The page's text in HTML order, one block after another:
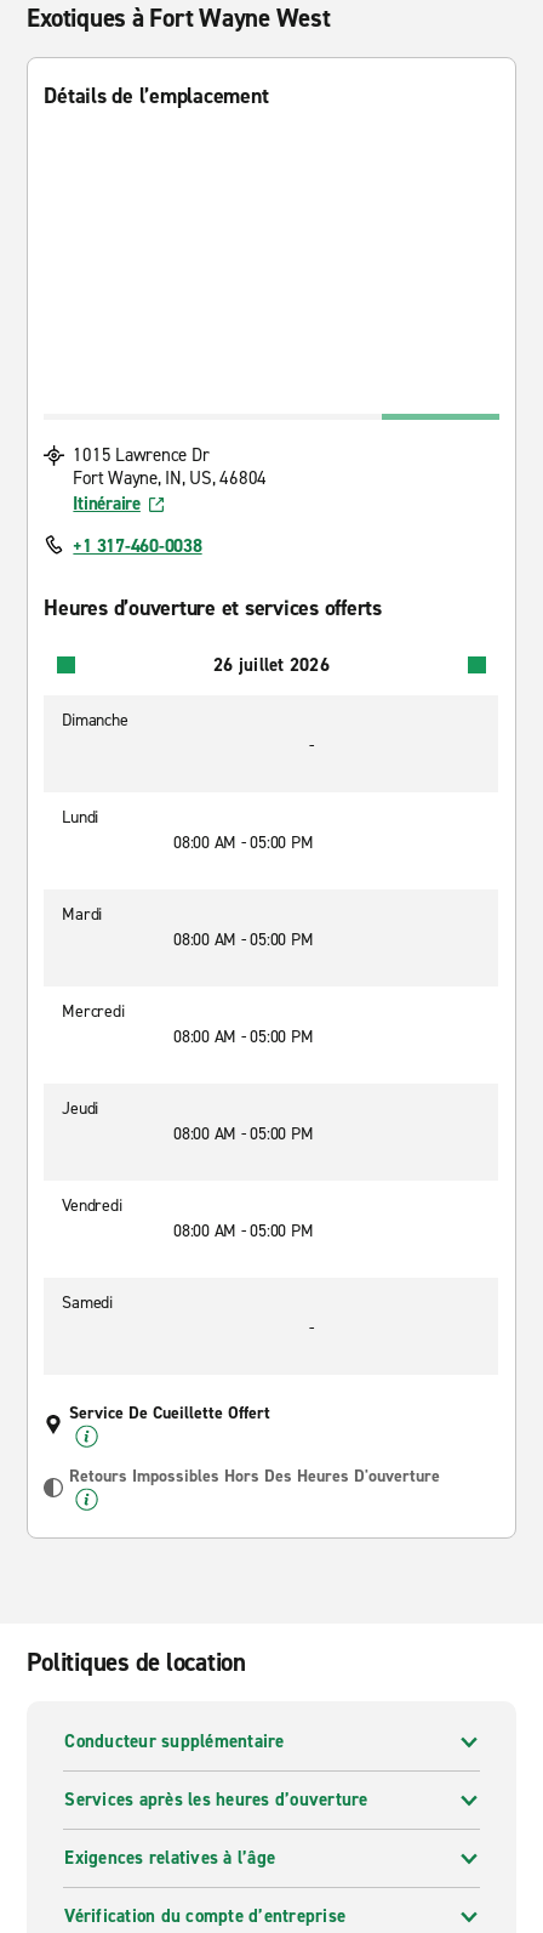
Exotiques à Fort Wayne West
Détails de l’emplacement
1015 Lawrence Dr
Fort Wayne, IN, US, 46804
Itinéraire
+1 317-460-0038
Heures d’ouverture et services offerts
26 juillet 2026
Dimanche
-
Lundi
08:00 AM - 05:00 PM
Mardi
08:00 AM - 05:00 PM
Mercredi
08:00 AM - 05:00 PM
Jeudi
08:00 AM - 05:00 PM
Vendredi
08:00 AM - 05:00 PM
Samedi
-
Service De Cueillette Offert
Retours Impossibles Hors Des Heures D'ouverture
Politiques de location
Conducteur supplémentaire
Services après les heures d’ouverture
Exigences relatives à l’âge
Vérification du compte d’entreprise